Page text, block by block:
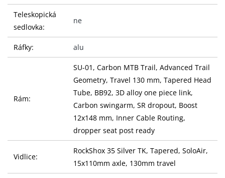
Teleskopická
sedlovka:
ne
Ráfky: alu
Rám:
SU-01, Carbon MTB Trail, Advanced Trail
Geometry, Travel 130 mm, Tapered Head
Tube, BB92, 3D alloy one piece link,
Carbon swingarm, SR dropout, Boost
12x148 mm, Inner Cable Routing,
dropper seat post ready
Vidlice:
RockShox 35 Silver TK, Tapered, SoloAir,
15x110mm axle, 130mm travel